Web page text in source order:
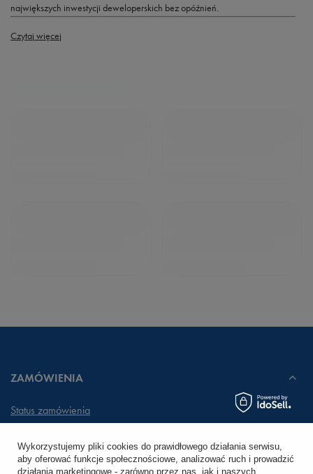
największych inwestycji deweloperskich bez opóźnień.
Czytaj więcej
ZAMÓWIENIA
Status zamówienia
Chcę zareklamować produkt
Wykorzystujemy pliki cookies do prawidłowego działania serwisu,
aby oferować funkcje społecznościowe, analizować ruch i prowadzić
działania marketingowe - zarówno przez nas, jak i naszych